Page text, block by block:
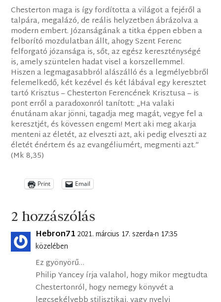
Chesterton maga is így fordította a világot a fejéről a
talpára, megalázó, de reális helyzetben ábrázolva a
modern embert. Józanságának a titka éppen ebben a
felborító mozdulatban állt, ahogy Szent Ferenc
felforgató józansága is, sőt, az egész kereszténységé
is, amely szüntelen hadat visel a korszellemmel.
Hiszen a legmagasabbról alászálló és a legmélyebbről
felemelkedő, két kezével és két lábával egy keresztet
tartó Krisztus – Chesterton Ferencének Krisztusa – is
pont erről a paradoxonról tanított: „Ha valaki
énutánam akar jönni, tagadja meg magát, vegye fel a
keresztjét, és kövessen engem! Mert aki meg akarja
menteni az életét, az elveszti azt, aki pedig elveszti az
életét énértem és az evangéliumért, megmenti azt.”
(Mk 8,35)
Print Email
2 hozzászólás
Hebron71 2021. március 17. szerda-n 17:35
közelében
Ez gyönyörű…
Philip Yancey írja valahol, hogy mikor megtudta
Chestertonról, hogy nemegy könyvét a